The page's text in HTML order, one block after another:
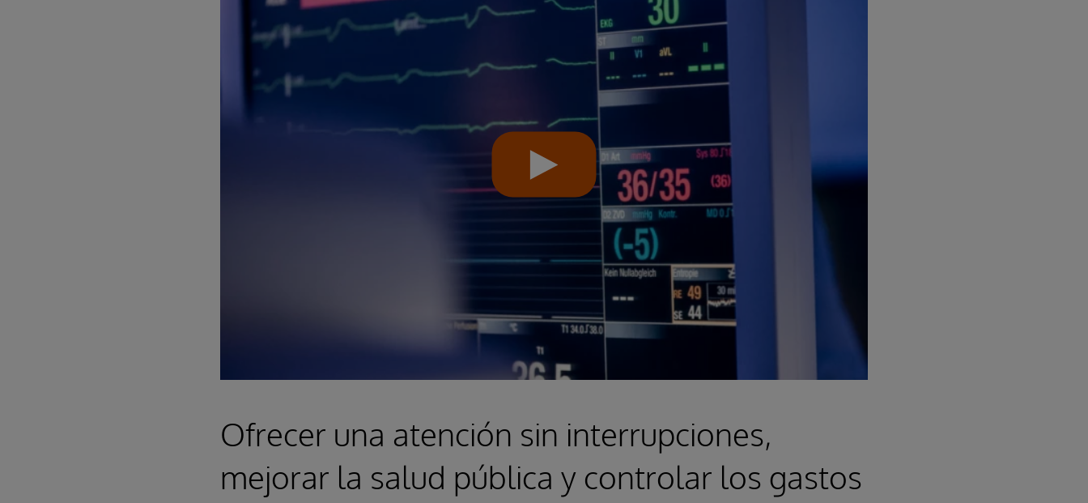
Ofrecer una atención sin interrupciones,
mejorar la salud pública y controlar los gastos